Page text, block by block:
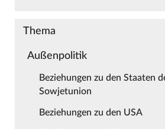
Thema
Außenpolitik
Beziehungen zu den Staaten
Sowjetunion
Beziehungen zu den USA